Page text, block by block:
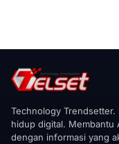
Technology
hidup digital. Membantu
dengan informasi yang